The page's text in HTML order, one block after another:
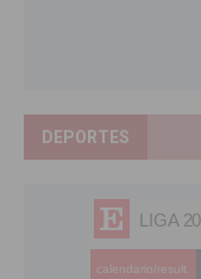
DEPORTES